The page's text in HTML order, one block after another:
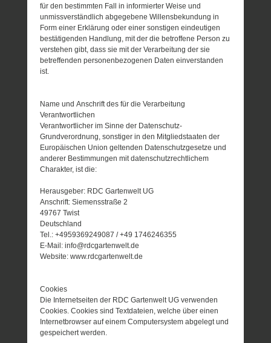
für den bestimmten Fall in informierter Weise und
unmissverständlich abgegebene Willensbekundung in
Form einer Erklärung oder einer sonstigen eindeutigen
bestätigenden Handlung, mit der die betroffene Person zu
verstehen gibt, dass sie mit der Verarbeitung der sie
betreffenden personenbezogenen Daten einverstanden
ist.
Name und Anschrift des für die Verarbeitung
Verantwortlichen
Verantwortlicher im Sinne der Datenschutz-
Grundverordnung, sonstiger in den Mitgliedstaaten der
Europäischen Union geltenden Datenschutzgesetze und
anderer Bestimmungen mit datenschutzrechtlichem
Charakter, ist die:
Herausgeber: RDC Gartenwelt UG
Anschrift: Siemensstraße 2
49767 Twist
Deutschland
Tel.: +4959369249087 / +49 1746246355
E-Mail: info@rdcgartenwelt.de
Website: www.rdcgartenwelt.de
Cookies
Die Internetseiten der RDC Gartenwelt UG verwenden
Cookies. Cookies sind Textdateien, welche über einen
Internetbrowser auf einem Computersystem abgelegt und
gespeichert werden.